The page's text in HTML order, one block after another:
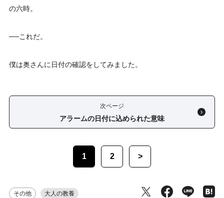
の六時。
──これだ。
僕は奥さんに日付の確認をしてみました。
次ページ
アラームの日付に込められた意味
1 2 >
その他 大人の教養